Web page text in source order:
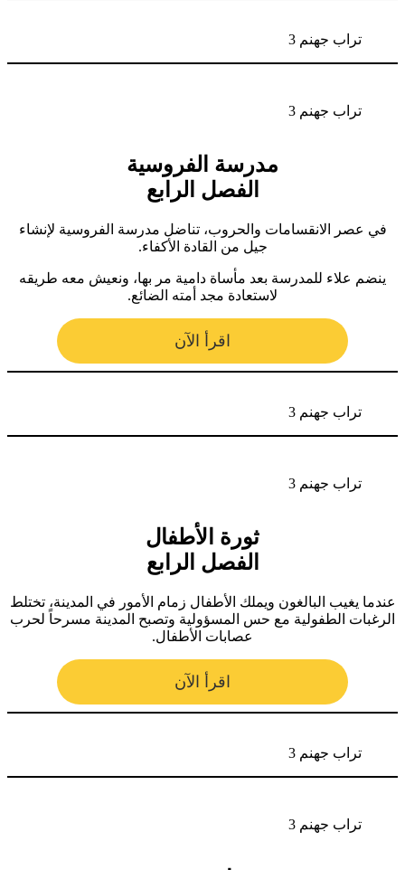
تراب جهنم 3
تراب جهنم 3
مدرسة الفروسية
الفصل الرابع
في عصر الانقسامات والحروب، تناضل مدرسة الفروسية لإنشاء
جيل من القادة الأكفاء.
ينضم علاء للمدرسة بعد مأساة دامية مر بها، ونعيش معه طريقه
لاستعادة مجد أمته الضائع.
اقرأ الآن
تراب جهنم 3
تراب جهنم 3
ثورة الأطفال
الفصل الرابع
عندما يغيب البالغون ويملك الأطفال زمام الأمور في المدينة، تختلط
الرغبات الطفولية مع حس المسؤولية وتصبح المدينة مسرحاً لحرب
عصابات الأطفال.
اقرأ الآن
تراب جهنم 3
تراب جهنم 3